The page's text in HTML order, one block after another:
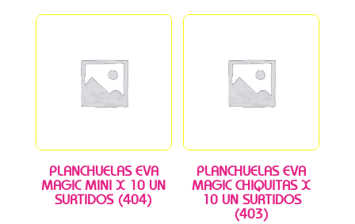
PLANCHUELAS EVA
MAGIC MINI X 10 UN
SURTIDOS (404)
PLANCHUELAS EVA
MAGIC CHIQUITAS X
10 UN SURTIDOS
(403)